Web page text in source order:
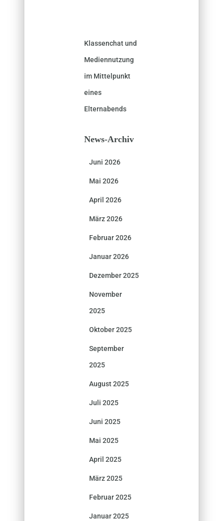
Klassenchat und
Mediennutzung
im Mittelpunkt
eines
Elternabends
News-Archiv
Juni 2026
Mai 2026
April 2026
März 2026
Februar 2026
Januar 2026
Dezember 2025
November
2025
Oktober 2025
September
2025
August 2025
Juli 2025
Juni 2025
Mai 2025
April 2025
März 2025
Februar 2025
Januar 2025